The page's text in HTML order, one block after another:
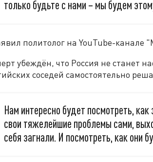
только будьте с нами – мы будем
политолог на YouTube-канале
убеждён, что Россия не станет
соседей самостоятельно
Нам интересно будет посмотреть,
свои тяжелейшие проблемы сами,
себя загнали. И посмотреть, как они